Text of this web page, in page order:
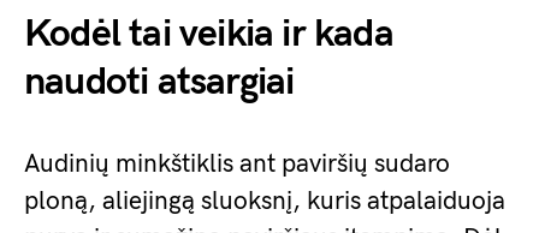
Kodėl tai veikia ir kada
naudoti atsargiai
Audinių minkštiklis ant paviršių sudaro
ploną, aliejingą sluoksnį, kuris atpalaiduoja